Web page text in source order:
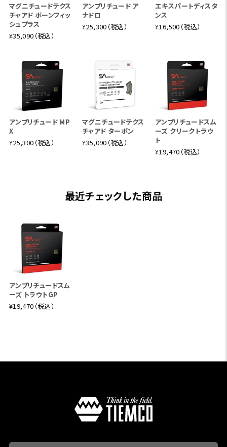
マグニチュードテクス
チャアド ボーンフィッ
シュプラス
¥35,090（税込）
アンプリチュード ア
ナドロ
¥25,300（税込）
エキスパートディスタ
ンス
¥16,500（税込）
アンプリチュード MP
X
¥25,300（税込）
マグニチュードテクス
チャアド ターポン
¥35,090（税込）
アンプリチュードスム
ーズ クリークトラウ
ト
¥19,470（税込）
最近チェックした商品
アンプリチュードスム
ーズ トラウトGP
¥19,470（税込）